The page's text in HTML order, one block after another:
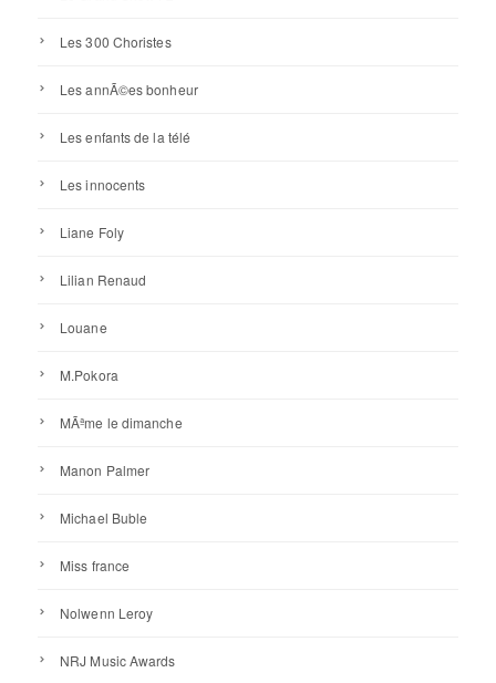
Les 300 Choristes
Les annÃ©es bonheur
Les enfants de la télé
Les innocents
Liane Foly
Lilian Renaud
Louane
M.Pokora
MÃªme le dimanche
Manon Palmer
Michael Buble
Miss france
Nolwenn Leroy
NRJ Music Awards